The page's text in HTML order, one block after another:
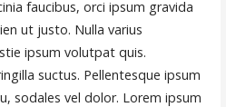
faucibus, orci ipsum gravida
ut justo. Nulla varius
ipsum volutpat quis.
suctus. Pellentesque ipsum
sodales vel dolor. Lorem ipsum